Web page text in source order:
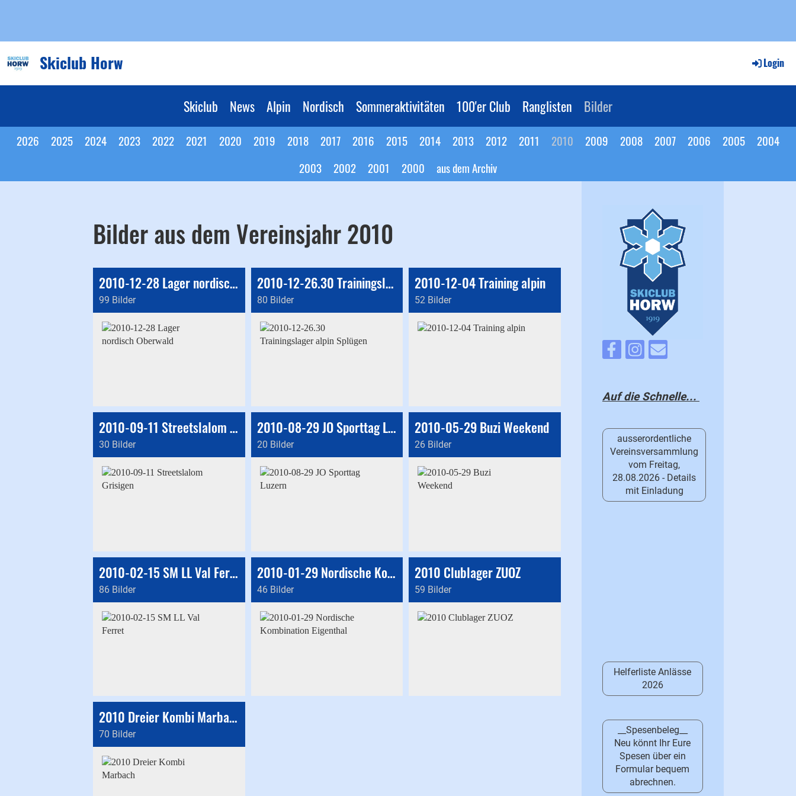
Skiclub Horw Login
Skiclub News Alpin Nordisch Sommeraktivitäten 100'er Club Ranglisten Bilder
2026 2025 2024 2023 2022 2021 2020 2019 2018 2017 2016 2015 2014 2013 2012 2011 2010 2009 2008 2007 2006 2005
2004
2003
2002 2001 2000 aus dem Archiv
Bilder aus dem Vereinsjahr 2010
2010-12-28 Lager nordisch Oberwald
99 Bilder
2010-12-26.30 Trainingslager alpin Splügen
80 Bilder
2010-12-04 Training alpin
52 Bilder
2010-09-11 Streetslalom Grisigen
30 Bilder
2010-08-29 JO Sporttag Luzern
20 Bilder
2010-05-29 Buzi Weekend
26 Bilder
2010-02-15 SM LL Val Ferret
86 Bilder
2010-01-29 Nordische Kombination Eigenthal
46 Bilder
2010 Clublager ZUOZ
59 Bilder
2010 Dreier Kombi Marbach
70 Bilder
Auf die Schnelle...
ausserordentliche
Vereinsversammlung
vom Freitag,
28.08.2026 - Details
mit Einladung
Helferliste Anlässe
2026
__Spesenbeleg__
Neu könnt Ihr Eure
Spesen über ein
Formular bequem
abrechnen.